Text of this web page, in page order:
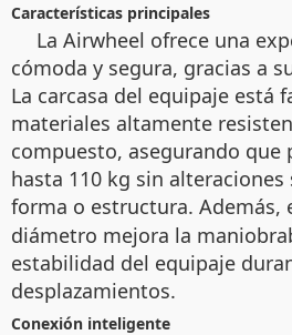
Características principales
La Airwheel ofrece una
cómoda y segura, gracias a
La carcasa del equipaje está
materiales altamente
compuesto, asegurando que
hasta 110 kg sin
forma o estructura. Además,
diámetro mejora la
estabilidad del equipaje
desplazamientos.
Conexión inteligente